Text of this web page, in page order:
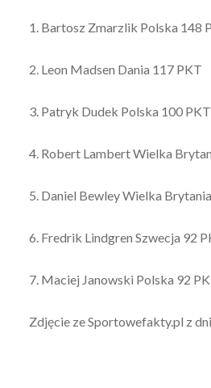
1. Bartosz Zmarzlik Polska 148
2. Leon Madsen Dania 117 PKT
3. Patryk Dudek Polska 100 PKT
4. Robert Lambert Wielka
5. Daniel Bewley Wielka
6. Fredrik Lindgren Szwecja 92
7. Maciej Janowski Polska 92
Zdjęcie ze Sportowefakty.pl z